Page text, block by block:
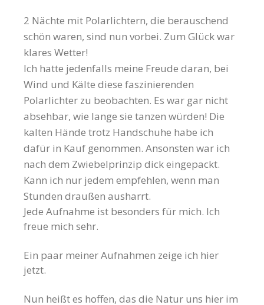
2 Nächte mit Polarlichtern, die berauschend
schön waren, sind nun vorbei. Zum Glück war
klares Wetter!
Ich hatte jedenfalls meine Freude daran, bei
Wind und Kälte diese faszinierenden
Polarlichter zu beobachten. Es war gar nicht
absehbar, wie lange sie tanzen würden! Die
kalten Hände trotz Handschuhe habe ich
dafür in Kauf genommen. Ansonsten war ich
nach dem Zwiebelprinzip dick eingepackt.
Kann ich nur jedem empfehlen, wenn man
Stunden draußen ausharrt.
Jede Aufnahme ist besonders für mich. Ich
freue mich sehr.
Ein paar meiner Aufnahmen zeige ich hier
jetzt.
Nun heißt es hoffen, das die Natur uns hier im